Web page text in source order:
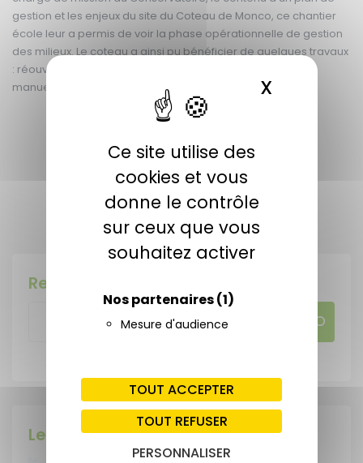
Ce site utilise des
cookies et vous
donne le contrôle
sur ceux que vous
souhaitez activer
Nos partenaires(1)
Mesure d'audience
TOUT ACCEPTER
TOUT REFUSER
PERSONNALISER
X
gestion et les enjeux du site du Coteau de Monco, ce chantier
école leur a permis de voir la phase opérationnelle de gestion
des milieux. Le coteau a ainsi pu bénéficier de quelques travaux
: réouverture d’un sentier en cours de fermeture, coupe
manuelle de petits ligneux et abattage de jeunes chênes.
Rechercher
Les dernières actu !